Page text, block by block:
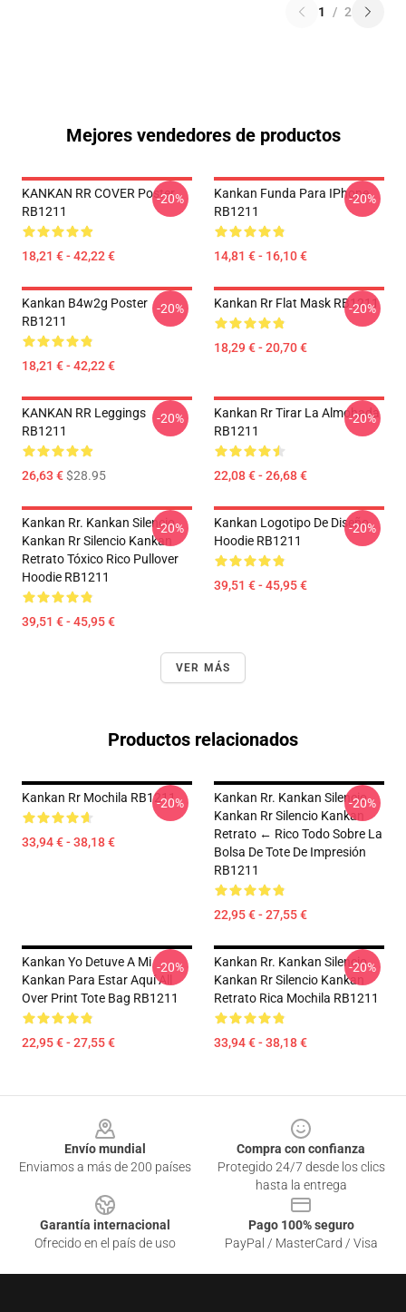
1 / 2
Mejores vendedores de productos
KANKAN RR COVER Poster
RB1211
18,21 € - 42,22 €
-20%
Kankan Funda Para IPhone
RB1211
14,81 € - 16,10 €
-20%
Kankan B4w2g Poster
RB1211
18,21 € - 42,22 €
-20% Kankan Rr Flat Mask RB1211
18,29 € - 20,70 €
-20%
KANKAN RR Leggings
RB1211
26,63 €$28.95
-20%
Kankan Rr Tirar La Almohada
RB1211
22,08 € - 26,68 €
-20%
Kankan Rr. Kankan Silencio
Kankan Rr Silencio Kankan
Retrato Tóxico Rico Pullover
Hoodie RB1211
39,51 € - 45,95 €
-20%
Kankan Logotipo De Diseño
Hoodie RB1211
39,51 € - 45,95 €
-20%
VER MÁS
Productos relacionados
Kankan Rr Mochila RB1211
33,94 € - 38,18 €
-20%
Kankan Rr. Kankan Silencio
Kankan Rr Silencio Kankan
Retrato ← Rico Todo Sobre La
Bolsa De Tote De Impresión
RB1211
22,95 € - 27,55 €
-20%
Kankan Yo Detuve A Mi
Kankan Para Estar Aquí All
Over Print Tote Bag RB1211
22,95 € - 27,55 €
-20%
Kankan Rr. Kankan Silencio
Kankan Rr Silencio Kankan
Retrato Rica Mochila RB1211
33,94 € - 38,18 €
-20%
Envío mundial
Enviamos a más de 200 países
Compra con confianza
Protegido 24/7 desde los clics
hasta la entrega
Garantía internacional
Ofrecido en el país de uso
Pago 100% seguro
PayPal / MasterCard / Visa